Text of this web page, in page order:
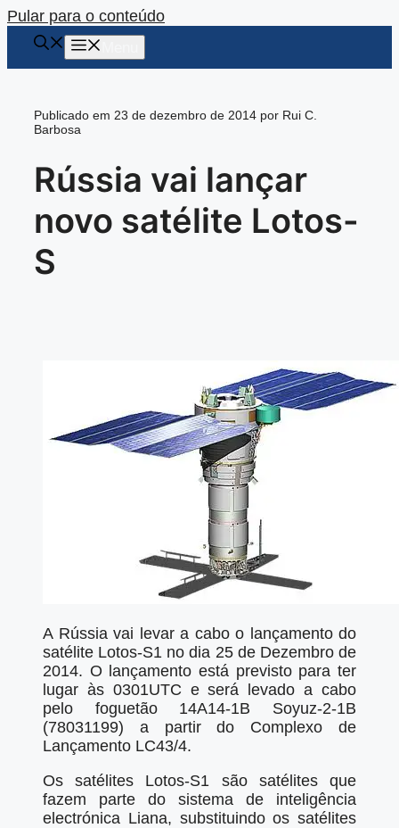
Pular para o conteúdo
Publicado em 23 de dezembro de 2014 por Rui C.
Barbosa
Rússia vai lançar
novo satélite Lotos-
S
A Rússia vai levar a cabo o lançamento do
satélite Lotos-S1 no dia 25 de Dezembro de
2014. O lançamento está previsto para ter
lugar às 0301UTC e será levado a cabo
pelo foguetão 14A14-1B Soyuz-2-1B
(78031199) a partir do Complexo de
Lançamento LC43/4.
Os satélites Lotos-S1 são satélites que
fazem parte do sistema de inteligência
electrónica Liana, substituindo os satélites